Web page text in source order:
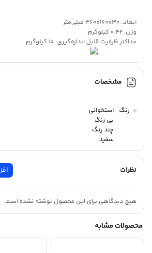
ابعاد: 360x160x30 میلی‌متر
وزن: 0.42 کیلوگرم
حداکثر ظرفیت قابل اندازه‌گیری: 10 کیلوگرم
بدون توضیحات
مشخصات
رنگ استخوانی
بی رنگ
چند رنگ
سفید
سفید صدفی
نظرات
هیچ دیدگاهی برای این محصول نوشته نشده است.
محصولات مشابه